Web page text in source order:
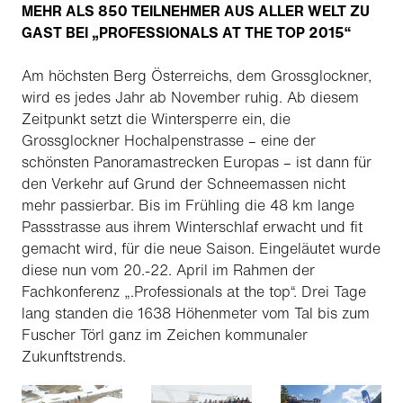
MEHR ALS 850 TEILNEHMER AUS ALLER WELT ZU
GAST BEI „PROFESSIONALS AT THE TOP 2015“
Am höchsten Berg Österreichs, dem Grossglockner,
wird es jedes Jahr ab November ruhig. Ab diesem
Zeitpunkt setzt die Wintersperre ein, die
Grossglockner Hochalpenstrasse – eine der
schönsten Panoramastrecken Europas – ist dann für
den Verkehr auf Grund der Schneemassen nicht
mehr passierbar. Bis im Frühling die 48 km lange
Passstrasse aus ihrem Winterschlaf erwacht und fit
gemacht wird, für die neue Saison. Eingeläutet wurde
diese nun vom 20.-22. April im Rahmen der
Fachkonferenz „.Professionals at the top“. Drei Tage
lang standen die 1638 Höhenmeter vom Tal bis zum
Fuscher Törl ganz im Zeichen kommunaler
Zukunftstrends.